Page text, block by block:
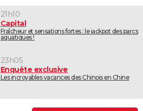
21h10
Capital
Fraîcheur et sensations fortes : le jackpot des parcs
aquatiques !
23h05
Enquête exclusive
Les incroyables vacances des Chinois en Chine